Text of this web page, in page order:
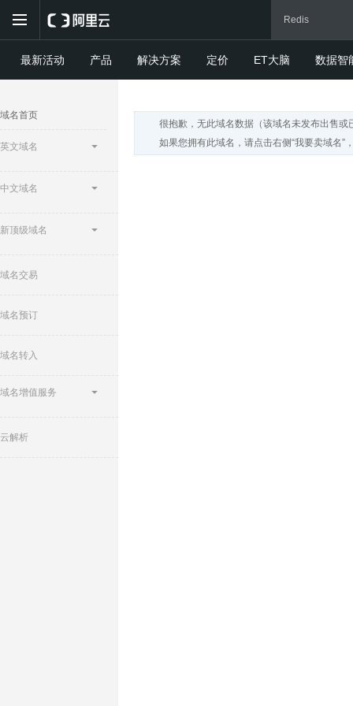
最新活动 产品 解决方案 定价 ET大脑 数据智
域名首页
英文域名
中文域名
新顶级域名
域名交易
域名预订
域名转入
域名增值服务
云解析
很抱歉，无此域名数据（该域名未发布出售或
如果您拥有此域名，请点击右侧“我要卖域名”